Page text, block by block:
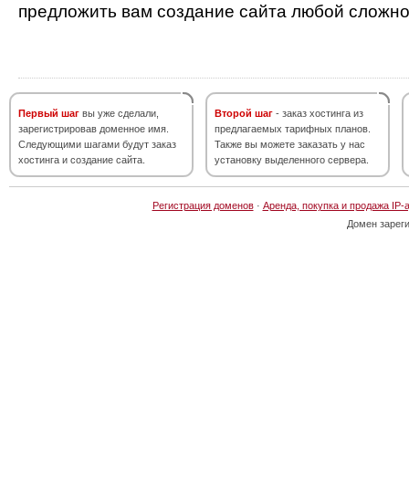
предложить вам создание сайта любой
Первый шаг вы уже сделали,
зарегистрировав доменное имя.
Следующими шагами будут заказ
хостинга и создание сайта.
Второй шаг - заказ хостинга из
предлагаемых тарифных планов.
Также вы можете заказать у нас
установку выделенного сервера.
Регистрация доменов· Аренда, покупка и продажа IP-
Домен